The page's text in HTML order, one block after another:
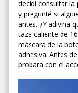
decidí consultar la
y pregunté si
antes. ¿Y adivina
taza caliente de
máscara de la
adhesiva. Antes
probara con el